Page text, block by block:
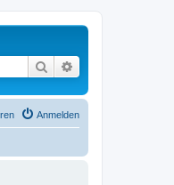
Suche
Anmelden